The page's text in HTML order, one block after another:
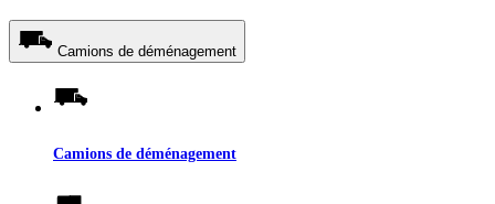
Camions de déménagement
Camions de déménagement